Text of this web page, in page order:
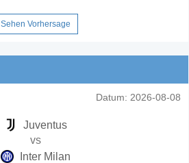
Sehen Vorhersage
Datum: 2026-08-08
Juventus
vs
Inter Milan